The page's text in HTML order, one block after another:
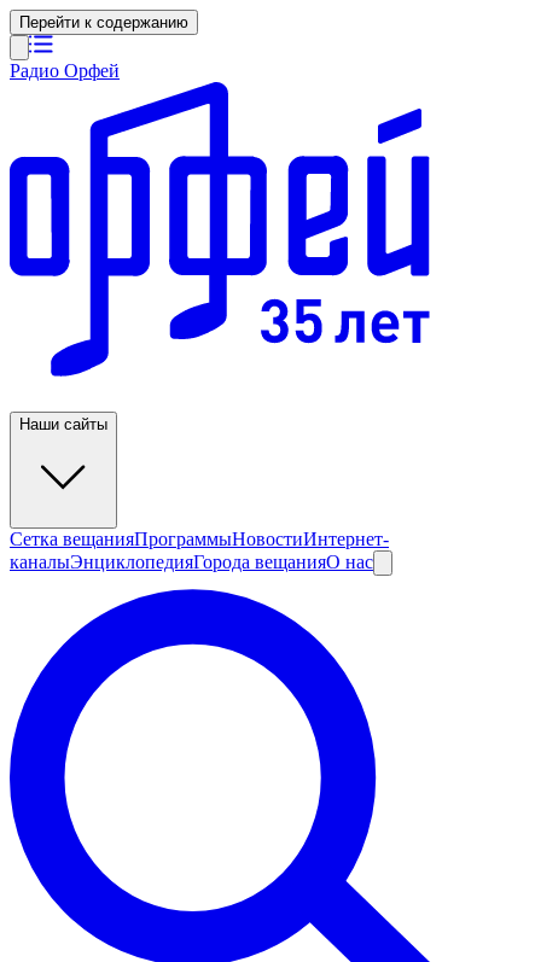
Перейти к содержанию
Радио Орфей
Наши сайты
Сетка вещанияПрограммыНовостиИнтернет-
каналыЭнциклопедияГорода вещанияО нас